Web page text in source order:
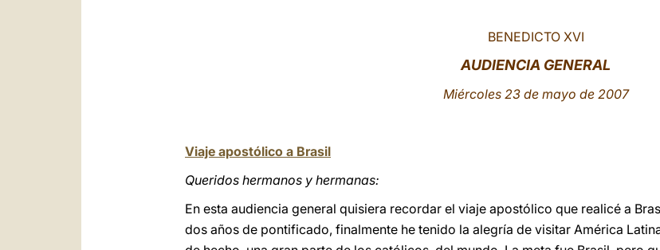
BENEDICTO XVI
AUDIENCIA GENERAL
Miércoles 23 de mayo de 2007
Viaje apostólico a Brasil
Queridos hermanos y hermanas:
En esta audiencia general quisiera recordar el viaje apostólico que realicé a
dos años de pontificado, finalmente he tenido la alegría de visitar América